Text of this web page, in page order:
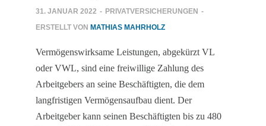
31. JANUAR 2022 - PRIVATVERSICHERUNGEN -
ERSTELLT VON MATHIAS MAHRHOLZ
Vermögenswirksame Leistungen, abgekürzt VL
oder VWL, sind eine freiwillige Zahlung des
Arbeitgebers an seine Beschäftigten, die dem
langfristigen Vermögensaufbau dient. Der
Arbeitgeber kann seinen Beschäftigten bis zu 480